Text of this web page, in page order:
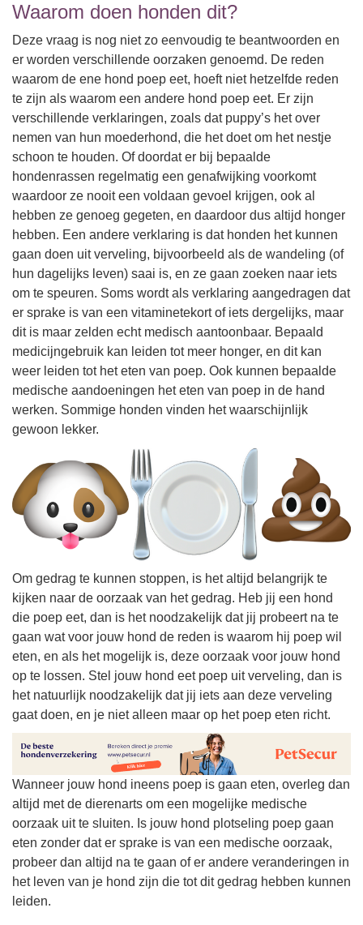
Waarom doen honden dit?
Deze vraag is nog niet zo eenvoudig te beantwoorden en
er worden verschillende oorzaken genoemd. De reden
waarom de ene hond poep eet, hoeft niet hetzelfde reden
te zijn als waarom een andere hond poep eet. Er zijn
verschillende verklaringen, zoals dat puppy’s het over
nemen van hun moederhond, die het doet om het nestje
schoon te houden. Of doordat er bij bepaalde
hondenrassen regelmatig een genafwijking voorkomt
waardoor ze nooit een voldaan gevoel krijgen, ook al
hebben ze genoeg gegeten, en daardoor dus altijd honger
hebben. Een andere verklaring is dat honden het kunnen
gaan doen uit verveling, bijvoorbeeld als de wandeling (of
hun dagelijks leven) saai is, en ze gaan zoeken naar iets
om te speuren. Soms wordt als verklaring aangedragen dat
er sprake is van een vitaminetekort of iets dergelijks, maar
dit is maar zelden echt medisch aantoonbaar. Bepaald
medicijngebruik kan leiden tot meer honger, en dit kan
weer leiden tot het eten van poep. Ook kunnen bepaalde
medische aandoeningen het eten van poep in de hand
werken. Sommige honden vinden het waarschijnlijk
gewoon lekker.
Om gedrag te kunnen stoppen, is het altijd belangrijk te
kijken naar de oorzaak van het gedrag. Heb jij een hond
die poep eet, dan is het noodzakelijk dat jij probeert na te
gaan wat voor jouw hond de reden is waarom hij poep wil
eten, en als het mogelijk is, deze oorzaak voor jouw hond
op te lossen. Stel jouw hond eet poep uit verveling, dan is
het natuurlijk noodzakelijk dat jij iets aan deze verveling
gaat doen, en je niet alleen maar op het poep eten richt.
Wanneer jouw hond ineens poep is gaan eten, overleg dan
altijd met de dierenarts om een mogelijke medische
oorzaak uit te sluiten. Is jouw hond plotseling poep gaan
eten zonder dat er sprake is van een medische oorzaak,
probeer dan altijd na te gaan of er andere veranderingen in
het leven van je hond zijn die tot dit gedrag hebben kunnen
leiden.